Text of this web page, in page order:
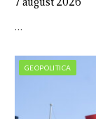
…
GEOPOLITICA